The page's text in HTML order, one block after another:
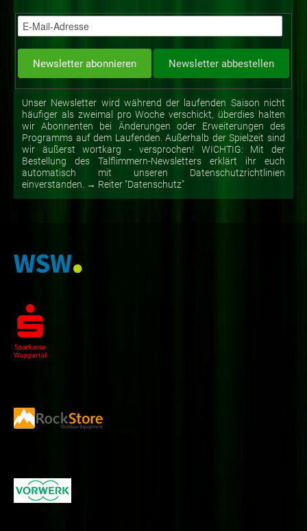
Unser Newsletter wird während der laufenden Saison nicht
häufiger als zweimal pro Woche verschickt, überdies halten
wir Abonnenten bei Änderungen oder Erweiterungen des
Programms auf dem Laufenden. Außerhalb der Spielzeit sind
wir äußerst wortkarg - versprochen! WICHTIG: Mit der
Bestellung des Talflimmern-Newsletters erklärt ihr euch
automatisch mit unseren Datenschutzrichtlinien
einverstanden. → Reiter "Datenschutz"